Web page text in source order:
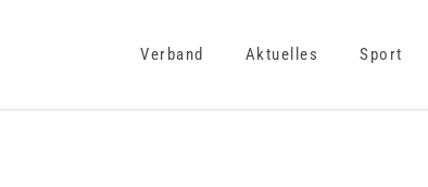
Verband Aktuelles Sport